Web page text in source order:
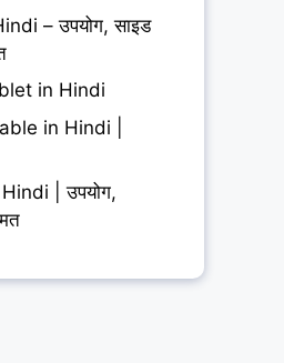
– उपयोग, साइड
in Hindi
in Hindi |
| उपयोग,